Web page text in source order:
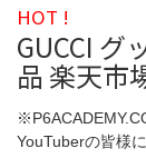
HOT !
GUCCI
品 楽天市
YouTuberの皆様